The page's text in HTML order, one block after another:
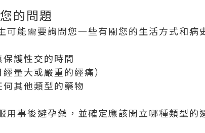
的問題
可能需要詢問您一些有關您的生活方式和病
護性交的時間
量大或嚴重的經痛）
其他類型的藥物
事後避孕藥，並確定應該開立哪種類型的